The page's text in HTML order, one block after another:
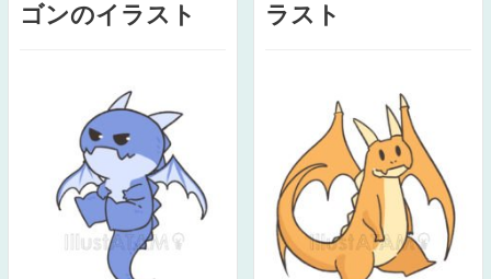
ゴンのイラスト
ラスト